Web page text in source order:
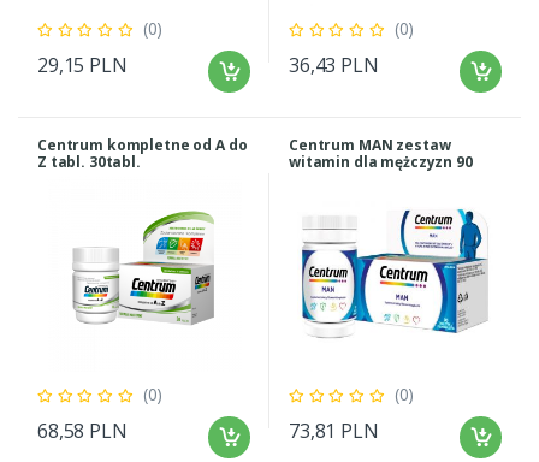
(0)
29,15 PLN
(0)
36,43 PLN
Centrum kompletne od A do
Z tabl. 30tabl.
(0)
68,58 PLN
Centrum MAN zestaw
witamin dla mężczyzn 90
(0)
73,81 PLN